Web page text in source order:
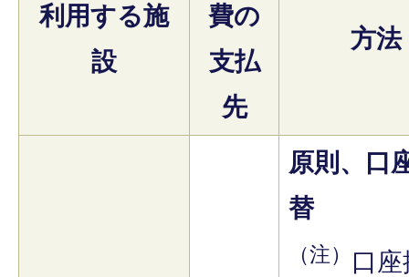
利用する施
設
費の
支払
先
方法
原則、口
替
（注）
口